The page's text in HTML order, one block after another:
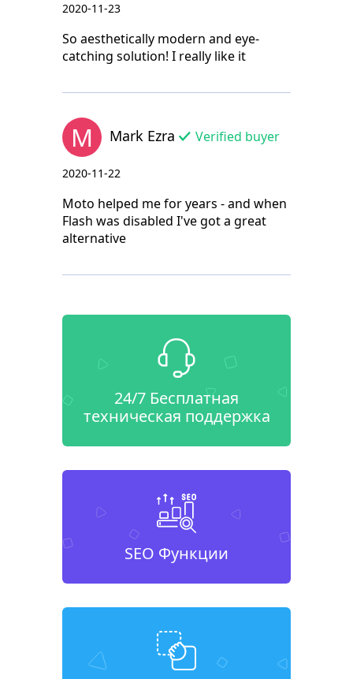
2020-11-23
So aesthetically modern and eye-
catching solution! I really like it
M Mark Ezra Verified buyer
2020-11-22
Moto helped me for years - and when
Flash was disabled I've got a great
alternative
24/7 Бесплатная
техническая поддержка
SEO Функции